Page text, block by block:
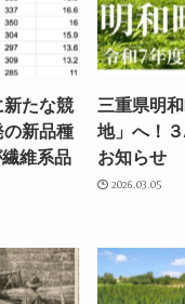
新たな競
新品種
繊維系品
三重県明
地」へ！
お知らせ
2026.03.05